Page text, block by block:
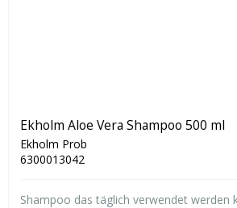
Ekholm Aloe Vera Shampoo 500 ml
Ekholm Prob
6300013042
Shampoo das täglich verwendet werden